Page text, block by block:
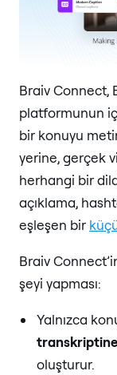
Braiv Connect,
platformunun
bir konuyu
yerine, gerçek
herhangi bir
açıklama,
eşleşen bir
Braiv
şeyi yapması:
Yalnızca
transkriptine
oluşturur.